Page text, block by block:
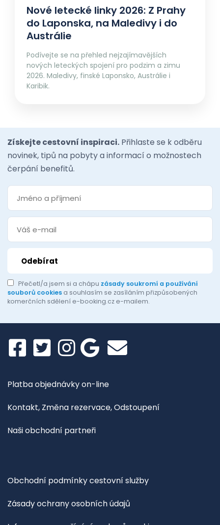
Nové letecké linky 2026: Z Prahy
do Laponska, na Maledivy i do
Austrálie
Podívejte se na přehled nejzajímavějších
nových leteckých spojení pro podzim a zimu
2026. Maledivy, finské Laponsko, Austrálie i
Karibik.
Získejte cestovní inspiraci. Přihlaste se k odběru
novinek, tipů na pobyty a informací o možnostech
čerpání benefitů.
Přečetl/a jsem si a chápu zásady soukromí a používání
souborů cookies a souhlasím se zasíláním přizpůsobených
komerčních sdělení e-booking.cz e-mailem.
Platba objednávky on-line
Kontakt, Změna rezervace, Odstoupení
Naši obchodní partneři
Obchodní podmínky cestovní služby
Zásady ochrany osobních údajů